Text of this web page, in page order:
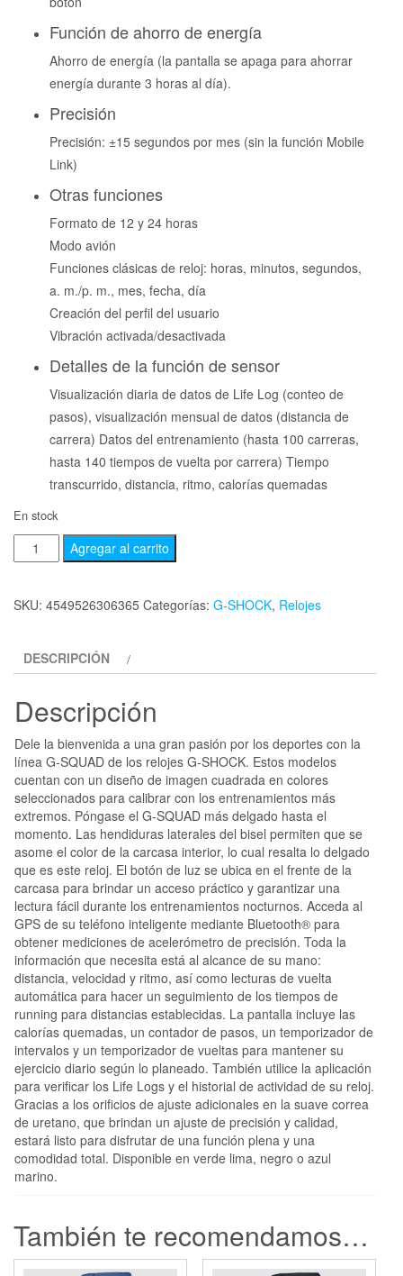
Función de ahorro de energía
Ahorro de energía (la pantalla se apaga para ahorrar
energía durante 3 horas al día).
Precisión
Precisión: ±15 segundos por mes (sin la función Mobile
Link)
Otras funciones
Formato de 12 y 24 horas
Modo avión
Funciones clásicas de reloj: horas, minutos, segundos,
a. m./p. m., mes, fecha, día
Creación del perfil del usuario
Vibración activada/desactivada
Detalles de la función de sensor
Visualización diaria de datos de Life Log (conteo de
pasos), visualización mensual de datos (distancia de
carrera) Datos del entrenamiento (hasta 100 carreras,
hasta 140 tiempos de vuelta por carrera) Tiempo
transcurrido, distancia, ritmo, calorías quemadas
En stock
Agregar al carrito
SKU: 4549526306365 Categorías: G-SHOCK, Relojes
DESCRIPCIÓN
Descripción
Dele la bienvenida a una gran pasión por los deportes con la
línea G-SQUAD de los relojes G-SHOCK. Estos modelos
cuentan con un diseño de imagen cuadrada en colores
seleccionados para calibrar con los entrenamientos más
extremos. Póngase el G-SQUAD más delgado hasta el
momento. Las hendiduras laterales del bisel permiten que se
asome el color de la carcasa interior, lo cual resalta lo delgado
que es este reloj. El botón de luz se ubica en el frente de la
carcasa para brindar un acceso práctico y garantizar una
lectura fácil durante los entrenamientos nocturnos. Acceda al
GPS de su teléfono inteligente mediante Bluetooth® para
obtener mediciones de acelerómetro de precisión. Toda la
información que necesita está al alcance de su mano:
distancia, velocidad y ritmo, así como lecturas de vuelta
automática para hacer un seguimiento de los tiempos de
running para distancias establecidas. La pantalla incluye las
calorías quemadas, un contador de pasos, un temporizador de
intervalos y un temporizador de vueltas para mantener su
ejercicio diario según lo planeado. También utilice la aplicación
para verificar los Life Logs y el historial de actividad de su reloj.
Gracias a los orificios de ajuste adicionales en la suave correa
de uretano, que brindan un ajuste de precisión y calidad,
estará listo para disfrutar de una función plena y una
comodidad total. Disponible en verde lima, negro o azul
marino.
También te recomendamos…